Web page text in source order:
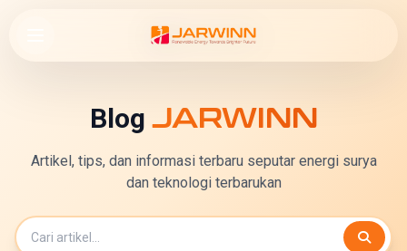
Blog JARWINN
Artikel, tips, dan informasi terbaru seputar energi surya
dan teknologi terbarukan